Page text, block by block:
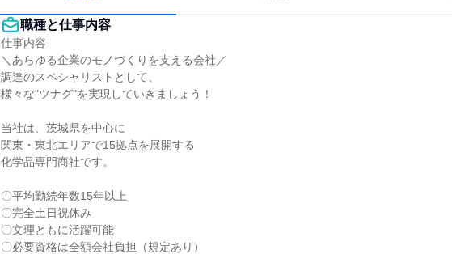
職種と仕事内容
仕事内容
＼あらゆる企業のモノづくりを支える会社／
調達のスペシャリストとして、
様々な"ツナグ"を実現していきましょう！
当社は、茨城県を中心に
関東・東北エリアで15拠点を展開する
化学品専門商社です。
〇平均勤続年数15年以上
〇完全土日祝休み
〇文理ともに活躍可能
〇必要資格は全額会社負担（規定あり）